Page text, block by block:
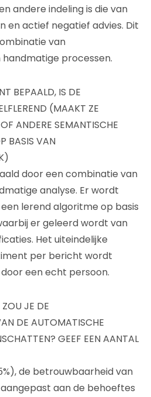
andere indeling is die van
en actief negatief advies. Dit
van
processen.
BEPAALD, IS DE
(MAAKT ZE
ANDERE SEMANTISCHE
BASIS VAN
door een combinatie van
analyse. Er wordt
lerend algoritme op basis
er geleerd wordt van
Het uiteindelijke
per bericht wordt
een echt persoon.
JE DE
DE AUTOMATISCHE
GEEF EEN AANTAL
de betrouwbaarheid van
aan de behoeftes